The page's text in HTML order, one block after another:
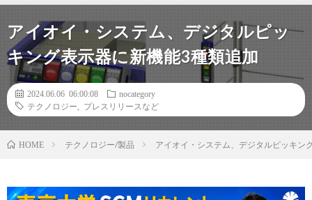
アイオイ・システム、デジタルピッ
キング表示器に新機能3種類追加
2024.06.06 06:00:08
nocategory
テクノロジー
プレスリリースなど
HOME テクノロジー/製品 アイオイ・システム、デジタルピッキン